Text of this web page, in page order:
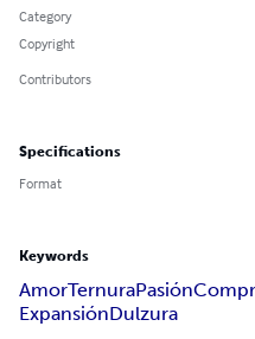
Category
Copyright
Contributors
Specifications
Format
Keywords
AmorTernuraPasión
ExpansiónDulzura